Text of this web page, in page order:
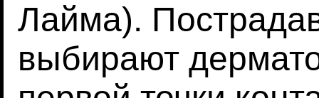
Лайма).
выбирают